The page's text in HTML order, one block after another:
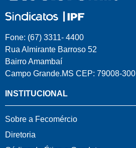
Fone: (67) 3311- 4400
Rua Almirante Barroso 52
Bairro Amambaí
Campo Grande.MS CEP: 79008-300
INSTITUCIONAL
Sobre a Fecomércio
Diretoria